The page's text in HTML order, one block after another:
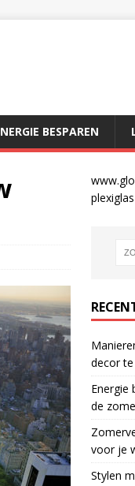
BESPAREN
decor
Energie
de
voor je
Stylen